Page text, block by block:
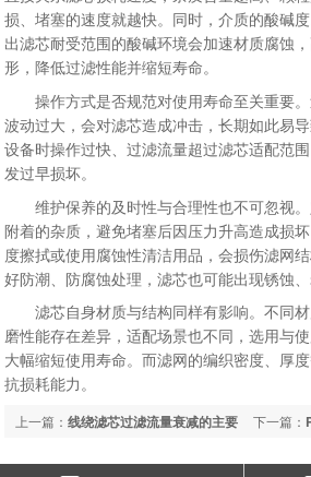
损、堵塞的速度就越快。同时，介质的酸碱
出滤芯耐受范围的酸碱环境会加速材质腐蚀
形，降低过滤性能并缩短寿命。
操作方式是否规范对使用寿命至关重要。
波动过大，会对滤芯造成冲击，长期如此易
设备时操作过快、过滤流量超过滤芯适配范
发过早损坏。
维护保养的及时性与合理性也不可忽视。
附着的杂质，避免堵塞后因压力升高造成损
度擦拭或使用腐蚀性清洁用品，会损伤滤网
好防潮、防腐蚀处理，滤芯也可能出现锈蚀、
滤芯自身材质与结构同样有影响。不同材
磨性能存在差异，适配场景也不同，选用与
大幅缩短使用寿命。而滤网的编织密度、厚
抗损耗能力。
下一篇：
上一篇：线绕滤芯过滤流量衰减的主要